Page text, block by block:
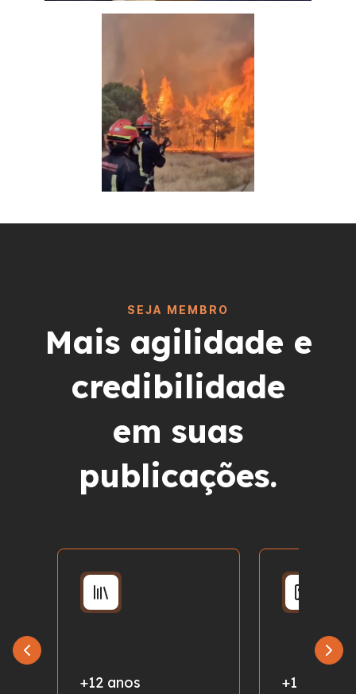
SEJA MEMBRO
Mais agilidade e
credibilidade
em suas
publicações.
+12 anos
+1 milhão